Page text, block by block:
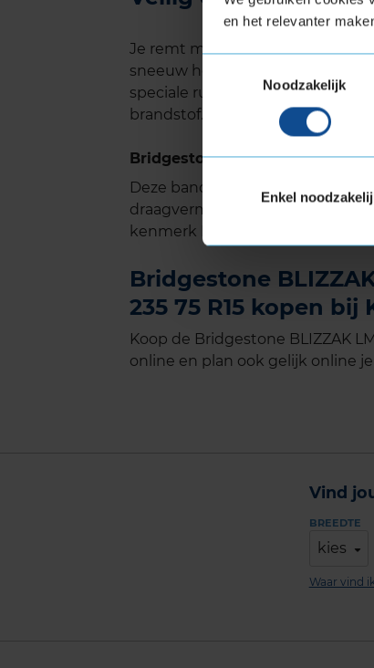
en het relevanter
Noodzakelijk
Enkel
Je remt met de Blizzak LM80
sneeuw heb je met deze
speciale rubbersamenstelling
brandstof.
Bridgestone BLIZZAK LM80
Deze band is ook geschikt voor
draagvermogen nodig hebben.
kenmerk Extra Load.
Bridgestone
235 75 R15 kopen bij
Koop de Bridgestone BLIZZAK
online en plan ook gelijk online
Vind
BREEDTE
kies
Waar vind